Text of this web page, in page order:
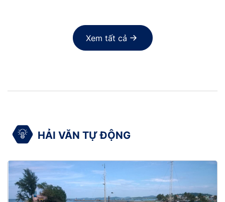
Xem tất cả
HẢI VĂN TỰ ĐỘNG